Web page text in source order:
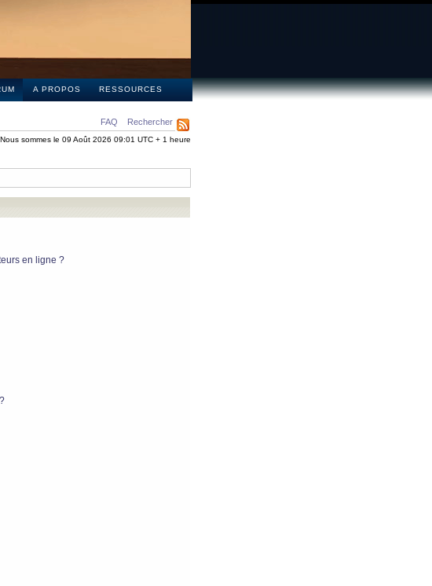
A PROPOS RESSOURCES
FAQ Rechercher
Nous sommes le 09 Août 2026 09:01 UTC + 1 heure
en ligne ?